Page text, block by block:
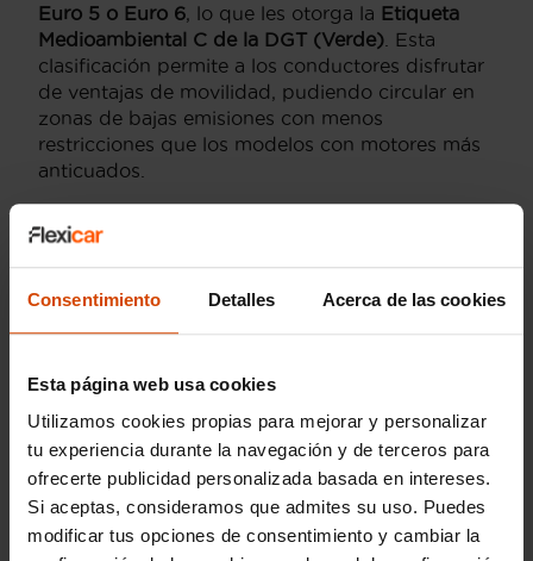
Consentimiento Detalles Acerca de las cookies
Esta página web usa cookies
Utilizamos cookies propias para mejorar y personalizar
tu experiencia durante la navegación y de terceros para
ofrecerte publicidad personalizada basada en intereses.
Si aceptas, consideramos que admites su uso. Puedes
modificar tus opciones de consentimiento y cambiar la
Euro 5 o Euro 6, lo que les otorga la Etiqueta
Medioambiental C de la DGT (Verde) . Esta
clasificación permite a los conductores disfrutar
de ventajas de movilidad, pudiendo circular en
zonas de bajas emisiones con menos
restricciones que los modelos con motores más
anticuados.
Acabados y
Equipamiento que No
Deberías Pasar por Alto
ElVolkswagen Sciroccoofrece niveles de
acabado atractivos como el Sporty elGTS, cada
uno con su propio conjunto de características de
diseño. Actualmente, enFlexicar
nos
aseguramos de que cada Scirocco llegue con su
equipamiento en perfecto estado.